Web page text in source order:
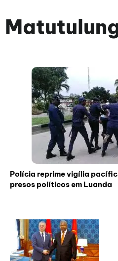
Polícia reprime vigília
presos políticos em Luanda